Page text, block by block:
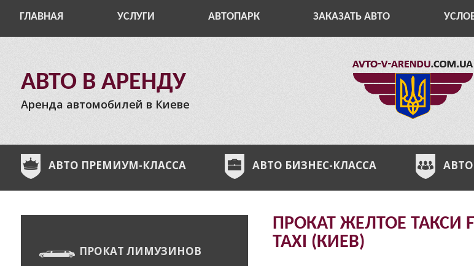
ГЛАВНАЯ УСЛУГИ АВТОПАРК ЗАКАЗАТЬ АВТО
АВТО В АРЕНДУ
Аренда автомобилей в Киеве
АВТО ПРЕМИУМ-КЛАССА АВТО БИЗНЕС-КЛАССА
ПРОКАТ ЖЕЛТОЕ ТАКСИ
TAXI (КИЕВ)
ПРОКАТ ЛИМУЗИНОВ